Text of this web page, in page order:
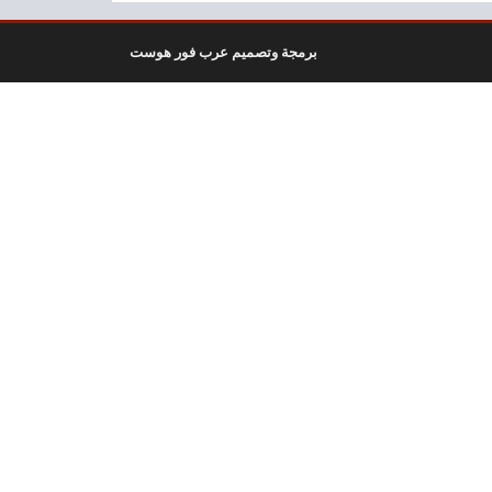
برمجة وتصميم عرب فور هوست